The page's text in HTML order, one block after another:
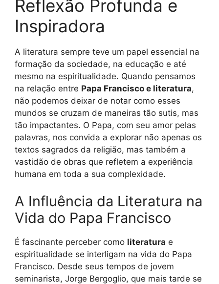
Reflexão Profunda e
Inspiradora
A literatura sempre teve um papel essencial na
formação da sociedade, na educação e até
mesmo na espiritualidade. Quando pensamos
na relação entre Papa Francisco e literatura,
não podemos deixar de notar como esses
mundos se cruzam de maneiras tão sutis, mas
tão impactantes. O Papa, com seu amor pelas
palavras, nos convida a explorar não apenas os
textos sagrados da religião, mas também a
vastidão de obras que refletem a experiência
humana em toda a sua complexidade.
A Influência da Literatura na
Vida do Papa Francisco
É fascinante perceber como literatura e
espiritualidade se interligam na vida do Papa
Francisco. Desde seus tempos de jovem
seminarista, Jorge Bergoglio, que mais tarde se